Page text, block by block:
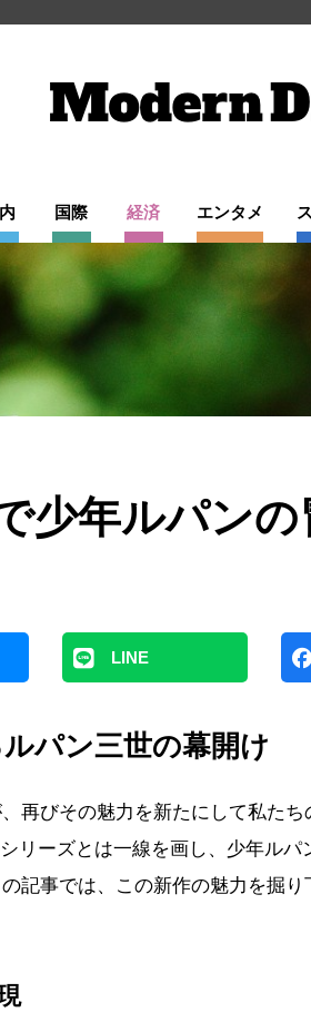
国際 経済 エンタメ
少年ルパン
LINE
パン三世の幕開け
再びその魅力を新たにして私たち
リーズとは一線を画し、少年ルパ
記事では、この新作の魅力を掘り